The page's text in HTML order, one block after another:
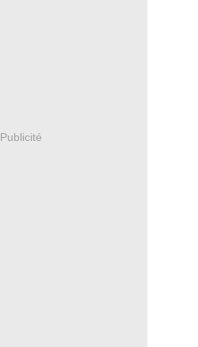
Publicité